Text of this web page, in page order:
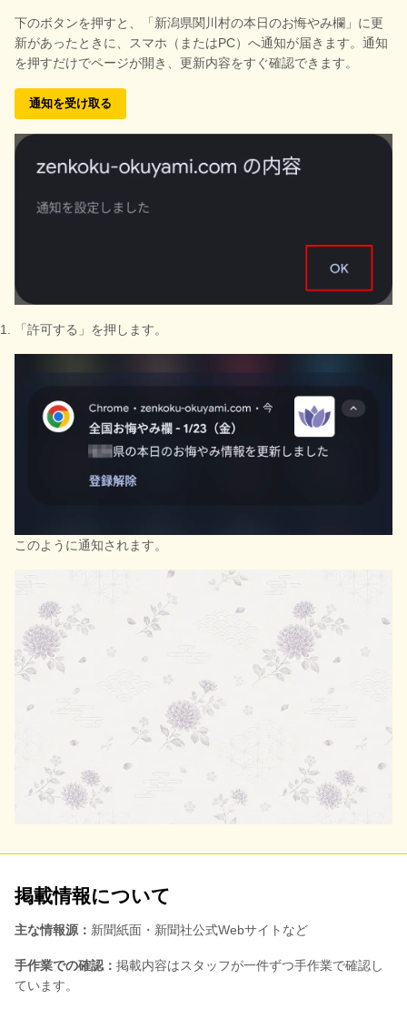
下のボタンを押すと、
「新潟県関川村の本日のお悔やみ欄」に更
新があったときに、スマホ（またはPC）へ通知が届きます。通知
を押すだけでページが開き、更新内容をすぐ確認できます。
通知を受け取る
「許可する」を押します。
このように通知されます。
掲載情報について
主な情報源： 新聞紙面・新聞社公式Webサイトなど
手作業での確認： 掲載内容はスタッフが一件ずつ手作業で確認し
ています。